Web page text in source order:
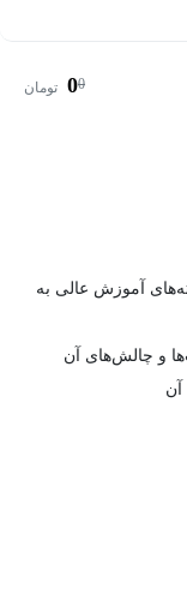
0
0 تومان
آموزش عالی به
و چالش‌های آن
آن